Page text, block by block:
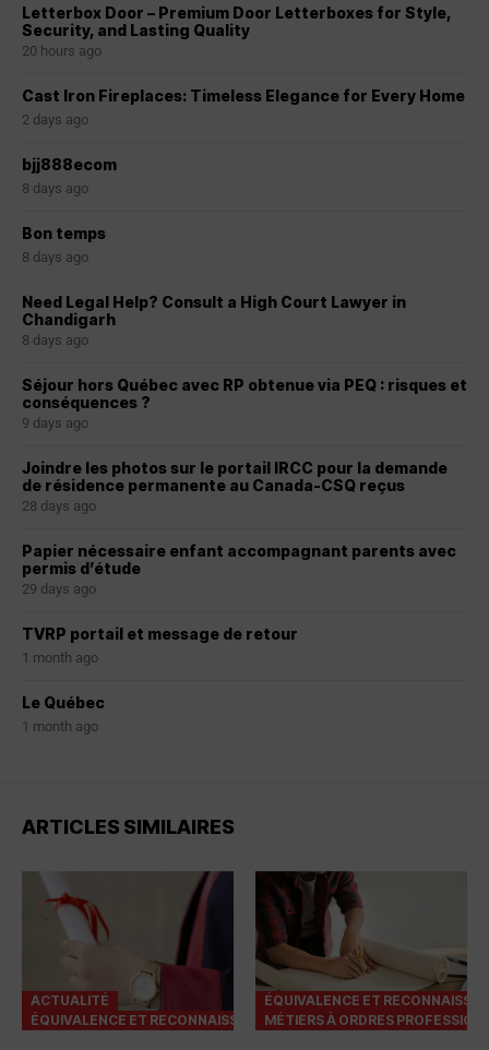
Letterbox Door – Premium Door Letterboxes for Style,
Security, and Lasting Quality
20 hours ago
Cast Iron Fireplaces: Timeless Elegance for Every Home
2 days ago
bjj888ecom
8 days ago
Bon temps
8 days ago
Need Legal Help? Consult a High Court Lawyer in
Chandigarh
8 days ago
Séjour hors Québec avec RP obtenue via PEQ : risques et
conséquences ?
9 days ago
Joindre les photos sur le portail IRCC pour la demande
de résidence permanente au Canada-CSQ reçus
28 days ago
Papier nécessaire enfant accompagnant parents avec
permis d’étude
29 days ago
TVRP portail et message de retour
1 month ago
Le Québec
1 month ago
ARTICLES SIMILAIRES
ACTUALITÉ
ÉQUIVALENCE ET RECONNAISSANCES
ÉQUIVALENCE ET
MÉTIERS À ORDRES